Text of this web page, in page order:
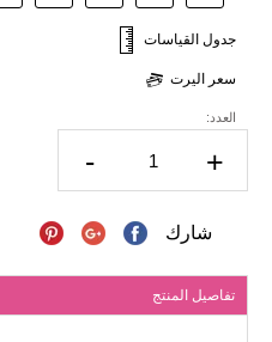
جدول القياسات
سعر اليرت
العدد:
- +
شارك
تفاصيل المنتج